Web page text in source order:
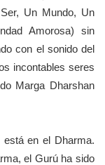
Un Mundo, Un
Amorosa) sin
con el sonido del
incontables seres
Marga Dharshan
en el Dharma.
el Gurú ha sido